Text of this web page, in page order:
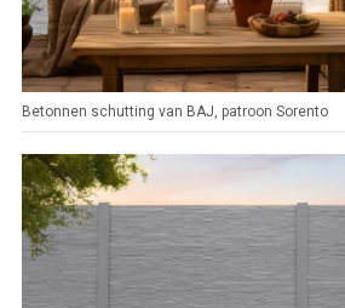
Betonnen schutting van BAJ, patroon Sorento